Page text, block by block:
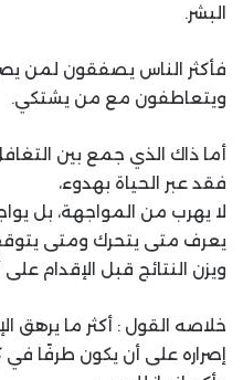
البشر.
فأكثر الناس يصفقون لمن
ويتعاطفون مع من يشتكي.
أما ذاك الذي جمع بين
فقد عبر الحياة بهدوء،
لا يهرب من المواجهة، بل
يعرف متى يتحرك ومتى
ويزن النتائج قبل الإقدام
خلاصه القول : أكثر ما يرهق
إصراره على أن يكون طرفًا